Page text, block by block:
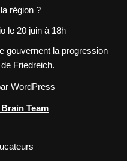
région ?
le 20 juin à 18h
gouvernent la progression
Friedreich.
WordPress
Team